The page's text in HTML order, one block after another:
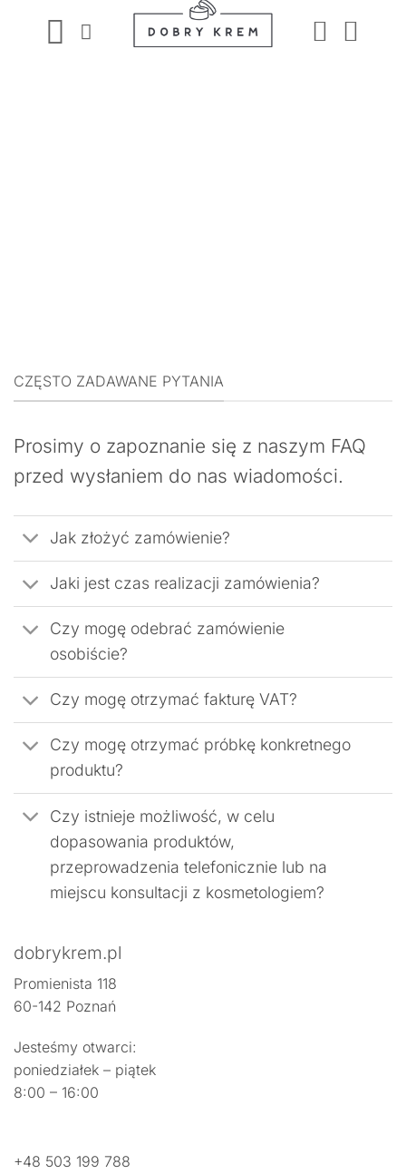
CZĘSTO ZADAWANE PYTANIA
Prosimy o zapoznanie się z naszym FAQ
przed wysłaniem do nas wiadomości.
Jak złożyć zamówienie?
Jaki jest czas realizacji zamówienia?
Czy mogę odebrać zamówienie
osobiście?
Czy mogę otrzymać fakturę VAT?
Czy mogę otrzymać próbkę konkretnego
produktu?
Czy istnieje możliwość, w celu
dopasowania produktów,
przeprowadzenia telefonicznie lub na
miejscu konsultacji z kosmetologiem?
dobrykrem.pl
Promienista 118
60-142 Poznań
Jesteśmy otwarci:
poniedziałek – piątek
8:00 – 16:00
+48 503 199 788